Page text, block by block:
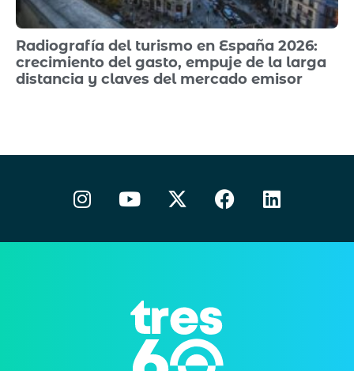
Radiografía del turismo en España 2026:
crecimiento del gasto, empuje de la larga
distancia y claves del mercado emisor